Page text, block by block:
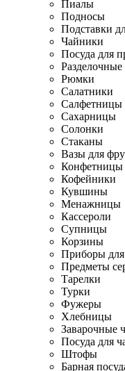
Пиалы
Подносы
Подставки
Чайники
Посуда для
Разделочные
Рюмки
Салатники
Салфетницы
Сахарницы
Солонки
Стаканы
Вазы для
Конфетницы
Кофейники
Кувшины
Менажницы
Кассероли
Супницы
Корзины
Приборы для
Предметы
Тарелки
Турки
Фужеры
Хлебницы
Заварочные
Посуда для
Штофы
Барная